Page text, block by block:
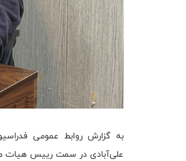
به گزارش روابط عمومی
علی‌آبادی در سمت رییس هیات